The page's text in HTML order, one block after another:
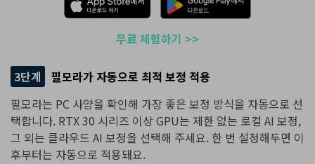
무료 체험하기 >>
3단계
필모라가 자동으로 최적 보정 적용
필모라는 PC 사양을 확인해 가장 좋은 보정 방식을 자동으로 선
택합니다. RTX 30 시리즈 이상 GPU는 제한 없는 로컬 AI 보정,
그 외는 클라우드 AI 보정을 선택해 주세요. 한 번 설정해두면 이
후부터는 자동으로 적용돼요.